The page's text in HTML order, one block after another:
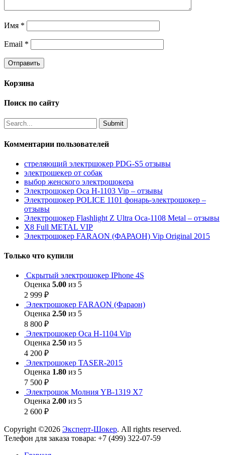
Имя *
Email *
Корзина
Поиск по сайту
Комментарии пользователей
стреляющий электршокер PDG-S5 отзывы
электрошекер от собак
выбор женского электрошокера
Электрошокер Оса H-1103 Vip – отзывы
Электрошокер POLICE 1101 фонарь-электрошокер –
отзывы
Электрошокер Flashlight Z Ultra Оса-1108 Metal – отзывы
Х8 Full METAL VIP
Электрошокер FARAON (ФАРАОН) Vip Original 2015
Только что купили
Скрытый электрошокер IPhone 4S
Оценка 5.00 из 5
2 999 ₽
Электрошокер FARAON (Фараон)
Оценка 2.50 из 5
8 800 ₽
Электрошокер Оса H-1104 Vip
Оценка 2.50 из 5
4 200 ₽
Электрошокер TASER-2015
Оценка 1.80 из 5
7 500 ₽
Электрошок Молния YB-1319 Х7
Оценка 2.00 из 5
2 600 ₽
Copyright ©2026 Эксперт-Шокер. All rights reserved.
Телефон для заказа товара: +7 (499) 322-07-59